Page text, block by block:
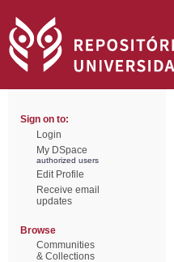
Sign on to:
Login
My DSpace
authorized users
Edit Profile
Receive email
updates
Browse
Communities
& Collections